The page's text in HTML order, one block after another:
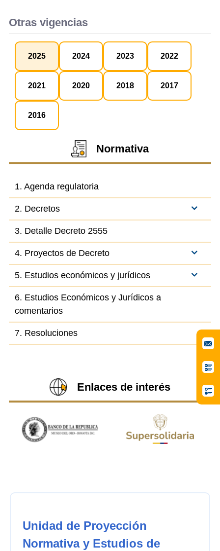
Otras vigencias
2025 2024 2023 2022
2021 2020 2018 2017
2016
Normativa
1. Agenda regulatoria
2. Decretos
3. Detalle Decreto 2555
4. Proyectos de Decreto
5. Estudios económicos y jurídicos
6. Estudios Económicos y Jurídicos a
comentarios
7. Resoluciones
Enlaces de interés
Unidad de Proyección
Normativa y Estudios de